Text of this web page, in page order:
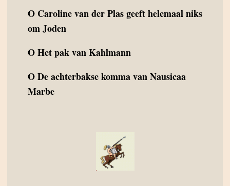
O Caroline van der Plas geeft helemaal niks
om Joden
OHet pak van Kahlmann
ODe achterbakse komma van Nausicaa
Marbe